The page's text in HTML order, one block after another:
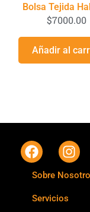
Bolsa Tejida
$7000.00
Añadir al
Sobre
Servicios